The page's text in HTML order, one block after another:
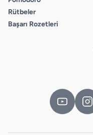
D
7.
Rütbeler
Başarı Rozetleri